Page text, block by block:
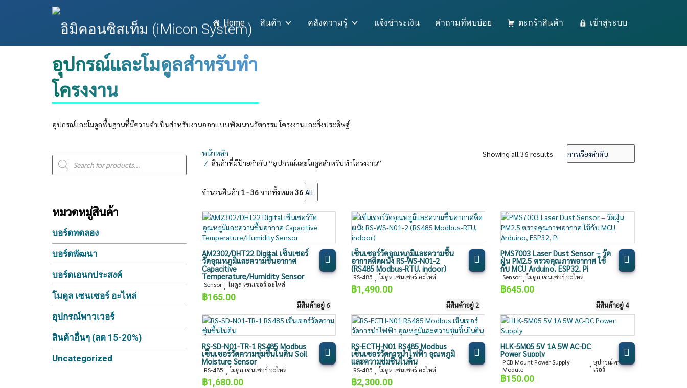
Home สินค้า คลังความรู้ แจ้งชำระเงิน คำถามที่พบบ่อย ตะกร้าสินค้า เข้าสู่ระบบ
อุปกรณ์และโมดูลสำหรับทำ
โครงงาน
อุปกรณ์และโมดูลพื้นฐานที่มีความจำเป็นสำหรับงานออกแบบพัฒนานวัตกรรม โครงงานและสิ่งประดิษฐ์
search
หมวดหมู่สินค้า
บอร์ดทดลอง
บอร์ดพัฒนา
บอร์ดเอนกประสงค์
โมดูล เซนเซอร์ อะไหล่
อุปกรณ์พาวเวอร์
สินค้าอื่นๆ (ลด 15-20%)
Uncategorized
หน้าหลัก
สินค้าที่มีป้ายกำกับ “อุปกรณ์และโมดูลสำหรับทำโครงงาน”
Showing all 36 results
จำนวนสินค้า 1 - 36จากทั้งหมด 36
AM2302/DHT22 Digital เซ็นเซอร์
วัดอุณหภูมิและความชื้นอากาศ
Capacitive
Temperature/Humidity Sensor
Sensor , โมดูล เซนเซอร์ อะไหล่
฿165.00
มีสินค้าอยู่ 6
เซ็นเซอร์วัดอุณหภูมิและความชื้น
อากาศติดผนัง RS-WS-N01-2
(RS485 Modbus-RTU, indoor)
RS-485 , โมดูล เซนเซอร์ อะไหล่
฿1,490.00
มีสินค้าอยู่ 2
PMS7003 Laser Dust Sensor – วัด
ฝุ่น PM2.5 ตรวจคุณภาพอากาศ ใช้
กับ MCU Arduino, ESP32, Pi
Sensor , โมดูล เซนเซอร์ อะไหล่
฿645.00
มีสินค้าอยู่ 4
RS-SD-N01-TR-1 RS485 Modbus
เซ็นเซอร์วัดความชุ่มชื้นในดิน Soil
Moisture Sensor
RS-485 , โมดูล เซนเซอร์ อะไหล่
฿1,680.00
RS-ECTH-N01 RS485 Modbus
เซ็นเซอร์วัดการนำไฟฟ้า อุณหภูมิ
และความชุ่มชื้นในดิน
RS-485 , โมดูล เซนเซอร์ อะไหล่
฿2,300.00
HLK-5M05 5V 1A 5W AC-DC
Power Supply
PCB Mount Power Supply
Module
, อุปกรณ์พาว
เวอร์
฿150.00